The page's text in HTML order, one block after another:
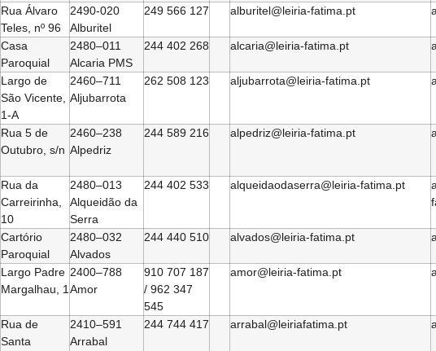
Rua Álvaro
Teles, nº 96
2490-020
Alburitel
249 566 127 alburitel@leiria-fatima.pt
Casa
Paroquial
2480–011
Alcaria PMS
244 402 268 alcaria@leiria-fatima.pt
Largo de
São Vicente,
1-A
2460–711
Aljubarrota
262 508 123 aljubarrota@leiria-fatima.pt
Rua 5 de
Outubro, s/n
2460–238
Alpedriz
244 589 216 alpedriz@leiria-fatima.pt
Rua da
Carreirinha,
10
2480–013
Alqueidão da
Serra
244 402 533 alqueidaodaserra@leiria-fatima.pt
Cartório
Paroquial
2480–032
Alvados
244 440 510 alvados@leiria-fatima.pt
Largo Padre
Margalhau, 1
2400–788
Amor
910 707 187
/ 962 347
545
amor@leiria-fatima.pt
Rua de
Santa
2410–591
Arrabal
244 744 417 arrabal@leiriafatima.pt